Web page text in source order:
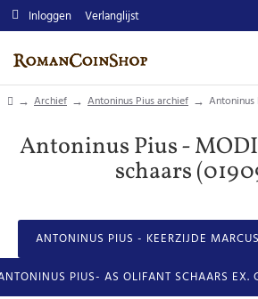
Inloggen Verlanglijst
homeArchief Antoninus Pius archief Antoninus
Antoninus Pius -
schaars
ANTONINUS PIUS - KEERZIJDE
PIUS- AS OLIFANT SCHAARS EX.